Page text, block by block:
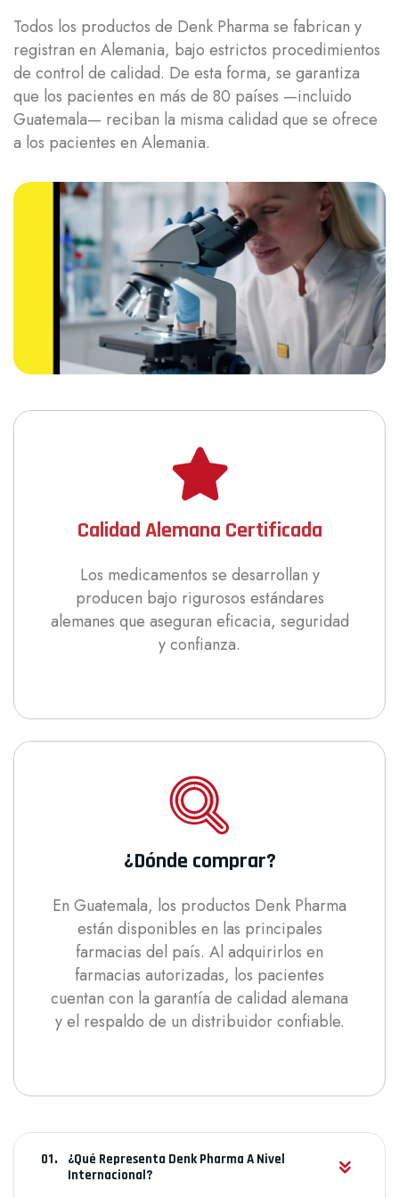
Todos los productos de Denk Pharma se fabrican y
registran en Alemania, bajo estrictos procedimientos
de control de calidad. De esta forma, se garantiza
que los pacientes en más de 80 países —incluido
Guatemala— reciban la misma calidad que se ofrece
a los pacientes en Alemania.
Calidad Alemana Certificada
Los medicamentos se desarrollan y
producen bajo rigurosos estándares
alemanes que aseguran eficacia, seguridad
y confianza.
¿Dónde comprar?
En Guatemala, los productos Denk Pharma
están disponibles en las principales
farmacias del país. Al adquirirlos en
farmacias autorizadas, los pacientes
cuentan con la garantía de calidad alemana
y el respaldo de un distribuidor confiable.
¿Qué Representa Denk Pharma A Nivel
Internacional?